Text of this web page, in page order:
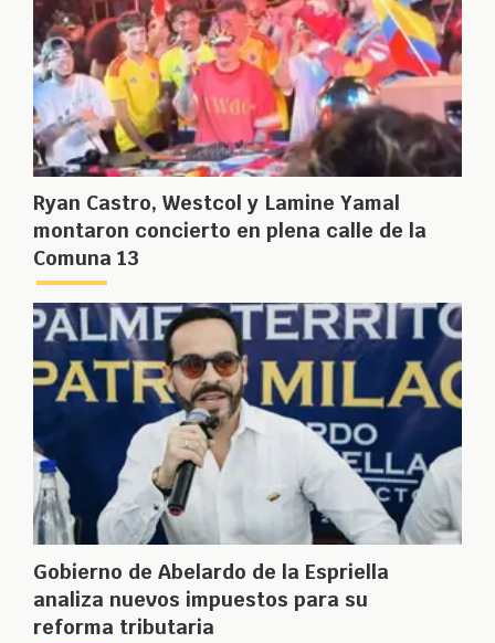
Ryan Castro, Westcol y Lamine Yamal
montaron concierto en plena calle de la
Comuna 13
Gobierno de Abelardo de la Espriella
analiza nuevos impuestos para su
reforma tributaria